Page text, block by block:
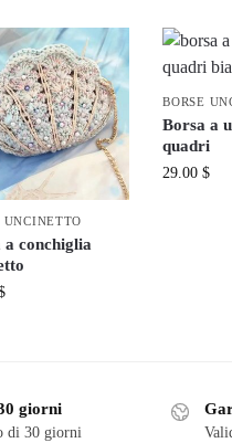
UNCINETTO
a conchiglia
BORSE
Borsa a
quadri
29.00$
giorni
di 30 giorni